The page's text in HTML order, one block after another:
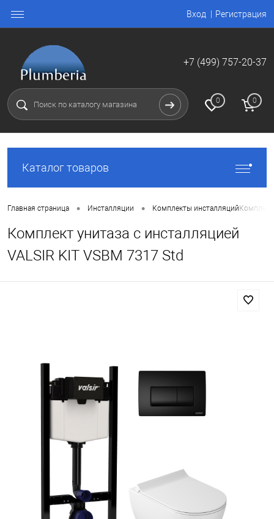
Вход Регистрация
+7 (499) 757-20-37
0 0
Каталог товаров
Главная страница • Инсталляции • Комплекты инсталляций Комплект
Комплект унитаза с инсталляцией
VALSIR KIT VSBM 7317 Std